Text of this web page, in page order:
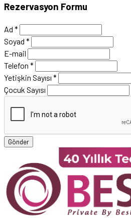
Rezervasyon Formu
Ad *
Soyad *
E-mail
Telefon *
Yetişkin Sayısı *
Çocuk Sayısı
Gönder